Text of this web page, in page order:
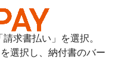
求書払い」を選択。
選択し、納付書のバー